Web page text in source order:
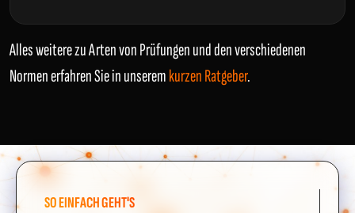
Alles weitere zu Arten von Prüfungen und den verschiedenen
Normen erfahren Sie in unseremkurzen Ratgeber.
SO EINFACH GEHT'S